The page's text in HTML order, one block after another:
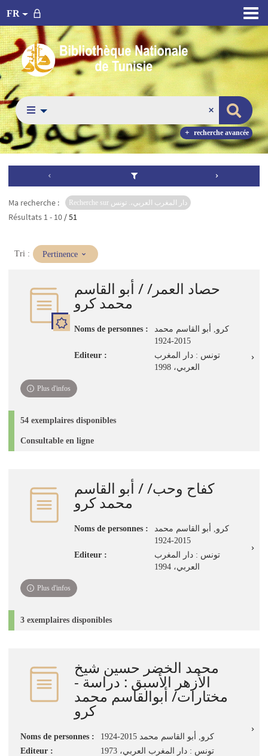
FR
recherche avancée
Ma recherche : Recherche sur دار المغرب العربي،. تونس
Résultats 1 - 10 / 51
Tri : (Mise
immédiate)
Pertinence
حصاد العمر/ / أبو القاسم
محمد كرو
Noms de personnes :
كرو, أبو القاسم محمد
2015-1924
Editeur :
تونس : دار المغرب
العربي، 1998
Plus d'infos
54 exemplaires disponibles
Consultable en ligne
كفاح وحب/ / أبو القاسم
محمد كرو
Noms de personnes :
كرو, أبو القاسم محمد
2015-1924
Editeur :
تونس : دار المغرب
العربي، 1994
Plus d'infos
3 exemplaires disponibles
محمد الخضر حسين شيخ
الأزهر الأسبق : دراسة -
مختارات/ أبوالقاسم محمد
كرو
Noms de personnes :
كرو, أبو القاسم محمد 2015-1924
Editeur :
تونس : دار المغرب العربي، 1973